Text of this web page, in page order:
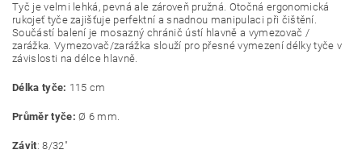
Tyč je velmi lehká, pevná ale zároveň pružná. Otočná ergonomická
rukojeť tyče zajišťuje perfektní a snadnou manipulaci při čištění.
Součástí balení je mosazný chránič ústí hlavně a vymezovač /
zarážka. Vymezovač/zarážka slouží pro přesné vymezení délky tyče v
závislosti na délce hlavně.
Délka tyče: 115 cm
Průměr tyče:Ø 6 mm.
Závit: 8/32"